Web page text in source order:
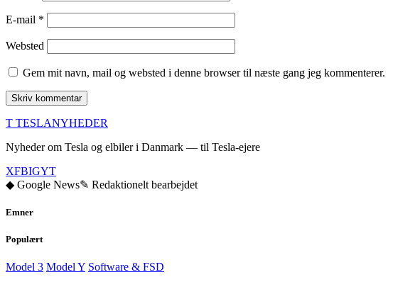
E-mail *
Websted
Gem mit navn, mail og websted i denne browser til næste gang jeg kommenterer.
T TESLANYHEDER
Nyheder om Tesla og elbiler i Danmark — til Tesla-ejere
XFBIGYT
◆ Google News✎ Redaktionelt bearbejdet
Emner
Populært
Model 3 Model Y Software & FSD